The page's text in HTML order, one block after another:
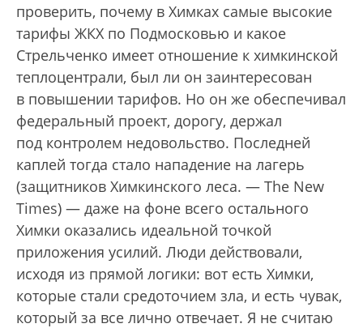
проверить, почему в Химках самые высокие
тарифы ЖКХ по Подмосковью и какое
Стрельченко имеет отношение к химкинской
теплоцентрали, был ли он заинтересован
в повышении тарифов. Но он же обеспечивал
федеральный проект, дорогу, держал
под контролем недовольство. Последней
каплей тогда стало нападение на лагерь
(защитников Химкинского леса. — The New
Times) — даже на фоне всего остального
Химки оказались идеальной точкой
приложения усилий. Люди действовали,
исходя из прямой логики: вот есть Химки,
которые стали средоточием зла, и есть чувак,
который за все лично отвечает. Я не считаю